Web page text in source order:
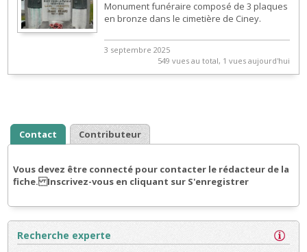
Monument funéraire composé de 3 plaques
en bronze dans le cimetière de Ciney.
3 septembre 2025
549 vues au total, 1 vues aujourd'hui
Contact Contributeur
Vous devez être connecté pour contacter le rédacteur de la
fiche. Inscrivez-vous en cliquant sur S'enregistrer
Recherche experte